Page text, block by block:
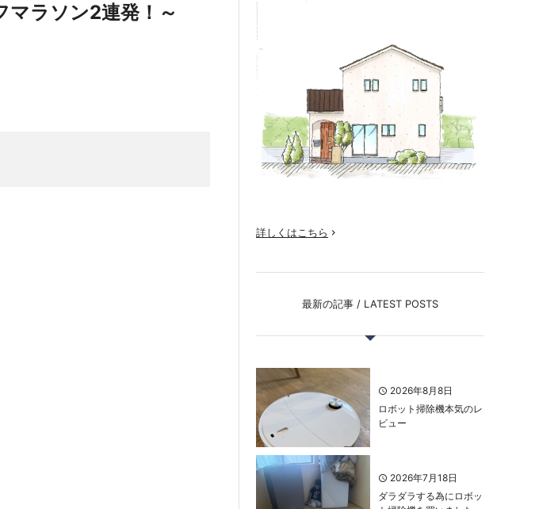
ラソン2連発！～
詳しくはこちら 
最新の記事 / LATEST POSTS
2026年8月8日
ロボット掃除機本気のレ
ビュー
2026年7月18日
ダラダラする為にロボッ